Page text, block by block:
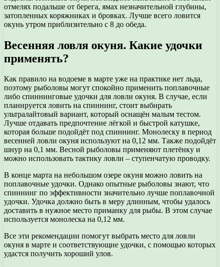
отмелях подальше от берега, ямах незначительной глубины,
затопленных коряжниках и бровках. Лучше всего ловится
окунь утром приблизительно с 8 до обеда.
Весенняя ловля окуня. Какие удочки
применять?
Как правило на водоеме в марте уже на практике нет льда,
поэтому рыболовы могут спокойно применить поплавочные
либо спиннинговые удочки для ловли окуня. В случае, если
планируется ловить на спиннинг, стоит выбирать
ультралайтовый вариант, который оснащён малым тестом.
Лучше отдавать предпочтение лёгкой и быстрой катушке,
которая больше подойдёт под спиннинг. Монолеску в период
весенней ловли окуня используют на 0,12 мм. Также подойдёт
шнур на 0,1 мм. Весной рыболовы применяют плетёнку и
можно использовать тактику ловли – ступенчатую проводку.
В конце марта на небольшом озере окуня можно ловить на
поплавочные удочки. Однако опытные рыболовы знают, что
спиннинг по эффективности значительно лучше поплавочной
удочки. Удочка должно быть в меру длинным, чтобы удалось
доставить в нужное место приманку для рыбы. В этом случае
используется монолеска на 0,12 мм.
Все эти рекомендации помогут выбрать место для ловли
окуня в марте и соответствующие удочки, с помощью которых
удастся получить хороший улов.